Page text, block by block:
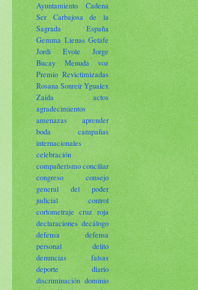
Ayuntamiento
Cadena
Ser
Carbajosa de la
Sagrada
España
Gemma Lienas Getafe
Jordi Evole
Jorge
Bucay
Menuda voz
Premio Revictimizadas
RosanaSonreírYgualex
Zaida
actos
agradecimientos
amenazas
aprender
boda
campañas
internacionales
celebración
compañerismoconciliar
congreso
consejo
general del poder
judicial
control
cortometraje cruz roja
declaraciones decálogo
defensa
defensa
personal
delito
denuncias falsas
deporte
diario
discriminación dominio